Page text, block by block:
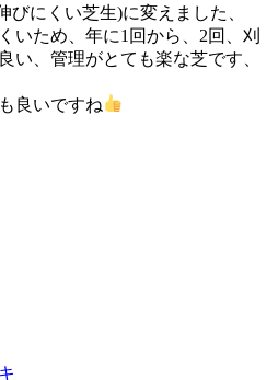
びにくい芝生)に変えました、
いため、年に1回から、2回、刈
い、管理がとても楽な芝です、
良いですね